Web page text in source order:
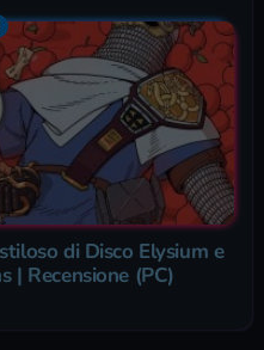
di Disco Elysium e
| Recensione (PC)